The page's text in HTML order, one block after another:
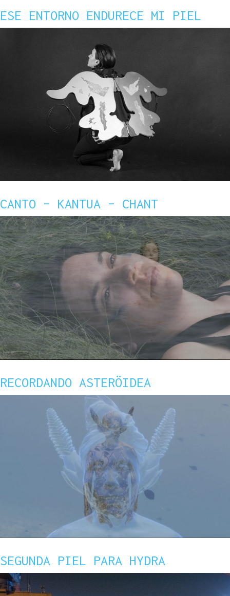
ESE ENTORNO ENDURECE MI PIEL
CANTO – KANTUA – CHANT
RECORDANDO ASTERÖIDEA
SEGUNDA PIEL PARA HYDRA